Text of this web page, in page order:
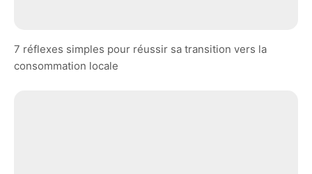
7 réflexes simples pour réussir sa transition vers la
consommation locale